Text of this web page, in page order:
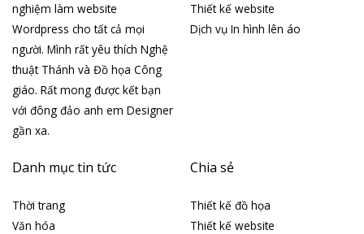
nghiệm làm website
Wordpress cho tất cả mọi
người. Mình rất yêu thích Nghệ
thuật Thánh và Đồ họa Công
giáo. Rất mong được kết bạn
với đông đảo anh em Designer
gần xa.
Thiết kế website
Dịch vụ In hình lên áo
Danh mục tin tức
Thời trang
Văn hóa
Chia sẻ
Thiết kế đồ họa
Thiết kế website